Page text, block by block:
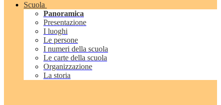
Scuola
Panoramica
Presentazione
I luoghi
Le persone
I numeri della scuola
Le carte della scuola
Organizzazione
La storia